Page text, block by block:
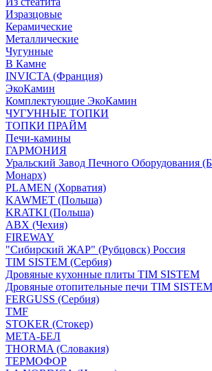
Изразцовые
Керамические
Металлические
Чугунные
В Камне
INVICTA (Франция)
ЭкоКамин
Комплектующие ЭкоКамин
ЧУГУННЫЕ ТОПКИ
ТОПКИ ПРАЙМ
Печи-камины
ГАРМОНИЯ
Уральский Завод Печного Оборудования
Монарх)
PLAMEN (Хорватия)
KAWMET (Польша)
KRATKI (Польша)
ABX (Чехия)
FIREWAY
"Сибирский ЖАР" (Рубцовск) Россия
TIM SISTEM (Сербия)
Дровяные кухонные плиты TIM SISTEM
Дровяные отопительные печи TIM SISTEM
FERGUSS (Сербия)
TMF
STOKER (Стокер)
МЕТА-БЕЛ
THORMA (Словакия)
ТЕРМОФОР